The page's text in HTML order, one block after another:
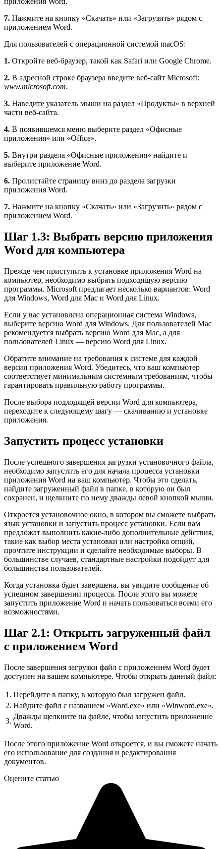
7. Нажмите на кнопку «Скачать» или «Загрузить» рядом с
приложением Word.
Для пользователей с операционной системой macOS:
1. Откройте веб-браузер, такой как Safari или Google Chrome.
2. В адресной строке браузера введите веб-сайт Microsoft:
www.microsoft.com.
3. Наведите указатель мыши на раздел «Продукты» в верхней
части веб-сайта.
4. В появившемся меню выберите раздел «Офисные
приложения» или «Office».
5. Внутри раздела «Офисные приложения» найдите и
выберите приложение Word.
6. Пролистайте страницу вниз до раздела загрузки
приложения Word.
7. Нажмите на кнопку «Скачать» или «Загрузить» рядом с
приложением Word.
Шаг 1.3: Выбрать версию приложения
Word для компьютера
Прежде чем приступить к установке приложения Word на
компьютер, необходимо выбрать подходящую версию
программы. Microsoft предлагает несколько вариантов: Word
для Windows, Word для Mac и Word для Linux.
Если у вас установлена операционная система Windows,
выберите версию Word для Windows. Для пользователей Mac
рекомендуется выбрать версию Word для Mac, а для
пользователей Linux — версию Word для Linux.
Обратите внимание на требования к системе для каждой
версии приложения Word. Убедитесь, что ваш компьютер
соответствует минимальным системным требованиям, чтобы
гарантировать правильную работу программы.
После выбора подходящей версии Word для компьютера,
переходите к следующему шагу — скачиванию и установке
приложения.
Запустить процесс установки
После успешного завершения загрузки установочного файла,
необходимо запустить его для начала процесса установки
приложения Word на ваш компьютер. Чтобы это сделать,
найдите загруженный файл в папке, в которую он был
сохранен, и щелкните по нему дважды левой кнопкой мыши.
Откроется установочное окно, в котором вы сможете выбрать
язык установки и запустить процесс установки. Если вам
предложат выполнить какие-либо дополнительные действия,
такие как выбор места установки или настройка опций,
прочтите инструкции и сделайте необходимые выборы. В
большинстве случаев, стандартные настройки подойдут для
большинства пользователей.
Когда установка будет завершена, вы увидите сообщение об
успешном завершении процесса. После этого вы можете
запустить приложение Word и начать пользоваться всеми его
возможностями.
Шаг 2.1: Открыть загруженный файл
с приложением Word
После завершения загрузки файл с приложением Word будет
доступен на вашем компьютере. Чтобы открыть данный файл:
1. Перейдите в папку, в которую был загружен файл.
2. Найдите файл с названием «Word.exe» или «Winword.exe».
3.
Дважды щелкните на файле, чтобы запустить приложение
Word.
После этого приложение Word откроется, и вы сможете начать
его использование для создания и редактирования
документов.
Оцените статью